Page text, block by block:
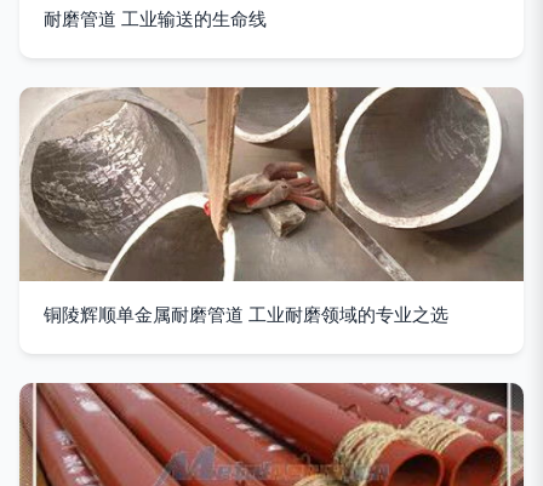
耐磨管道 工业输送的生命线
铜陵辉顺单金属耐磨管道 工业耐磨领域的专业之选